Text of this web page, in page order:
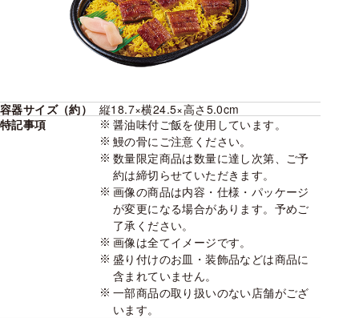
容器サイズ（約）
縦18.7×横24.5×高さ5.0cm
特記事項
醤油味付ご飯を使用しています。
鰻の骨にご注意ください。
数量限定商品は数量に達し次第、ご予
約は締切らせていただきます。
画像の商品は内容・仕様・パッケージ
が変更になる場合があります。予めご
了承ください。
画像は全てイメージです。
盛り付けのお皿・装飾品などは商品に
含まれていません。
一部商品の取り扱いのない店舗がござ
います。